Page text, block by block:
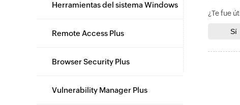
Herramientas del sistema Windows
Remote Access Plus
Browser Security Plus
Vulnerability Manager Plus
¿Te fue